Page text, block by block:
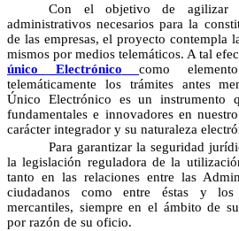
Con el objetivo de agilizar
administrativos necesarios para la
de las empresas, el proyecto contempla
mismos por medios telemáticos. A tal
único Electrónico
como
telemáticamente los trámites antes
Único Electrónico es un instrumento
fundamentales e innovadores en
carácter integrador y su naturaleza
Para garantizar la seguridad
la legislación reguladora de la
tanto en las relaciones entre las
ciudadanos como entre éstas y los
mercantiles, siempre en el ámbito de
por razón de su oficio.